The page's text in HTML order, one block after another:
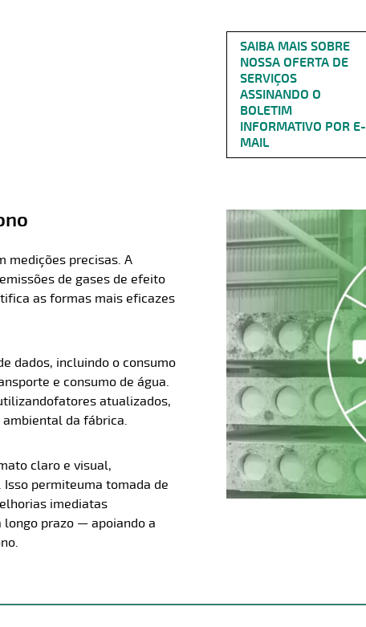
SAIBA MAIS SOBRE
NOSSA OFERTA DE
SERVIÇOS
ASSINANDO O
BOLETIM
INFORMATIVO POR E-
MAIL
medições precisas. A
de gases de efeito
as formas mais eficazes
dados, incluindo o consumo
e consumo de água.
fatores atualizados,
da fábrica.
claro e visual,
Isso permiteuma tomada de
imediatas
prazo — apoiando a